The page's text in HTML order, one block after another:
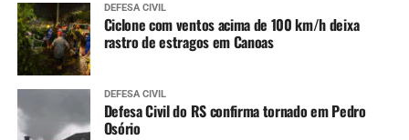
DEFESA CIVIL
Ciclone com ventos acima de 100 km/h deixa
rastro de estragos em Canoas
DEFESA CIVIL
Defesa Civil do RS confirma tornado em Pedro
Osório